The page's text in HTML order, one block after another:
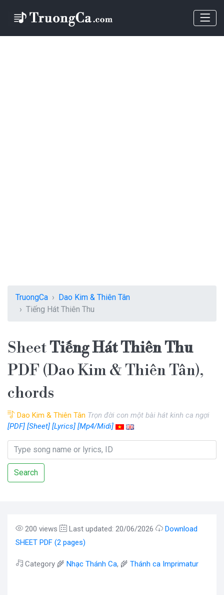
TruongCa
Dao Kim & Thiên Tân
Tiếng Hát Thiên Thu
SheetTiếng Hát Thiên Thu
PDF (Dao Kim & Thiên Tân),
chords
Dao Kim & Thiên Tân Trọn đời con một bài hát kinh ca ngợi
[PDF] [Sheet] [Lyrics] [Mp4/Midi]
Search
200 views Last updated: 20/06/2026
Download
SHEET PDF (2 pages)
Category 🌾 Nhạc Thánh Ca, 🌾 Thánh ca Imprimatur